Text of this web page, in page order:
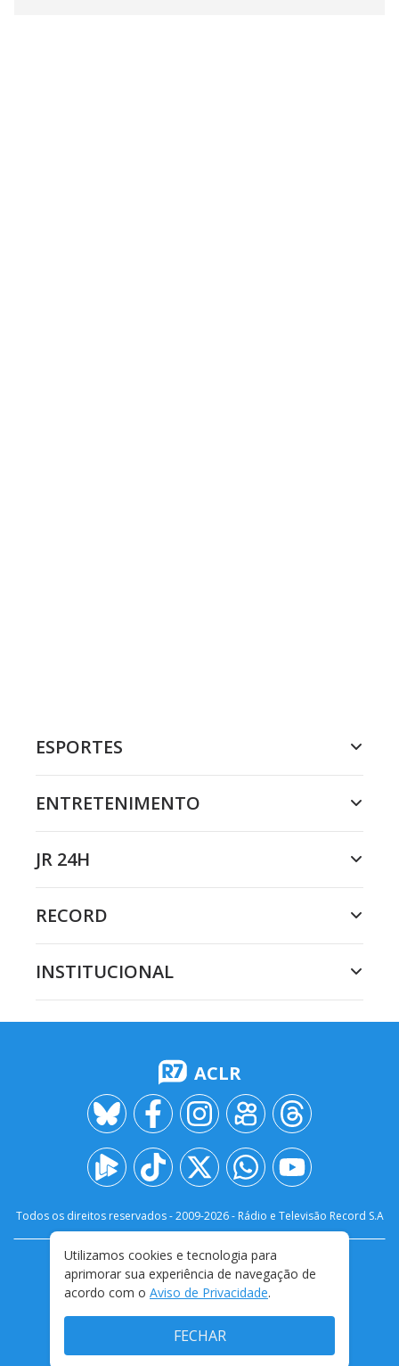
ESPORTES
ENTRETENIMENTO
JR 24H
RECORD
INSTITUCIONAL
ACLR
Todos os direitos reservados - 2009-2026- Rádio e Televisão Record S.A
FALE CONOSCO
PRIVACIDADE
TERMOS E CONDIÇÕES DE USO
Utilizamos cookies e tecnologia para
aprimorar sua experiência de navegação de
acordo com o Aviso de Privacidade.
FECHAR